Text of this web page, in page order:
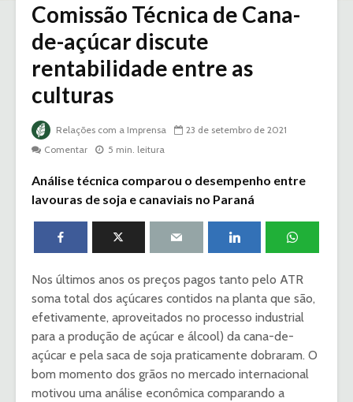
Comissão Técnica de Cana-
de-açúcar discute
rentabilidade entre as
culturas
Relações com a Imprensa
23 de setembro de 2021
Comentar
5 min. leitura
Análise técnica comparou o desempenho entre
lavouras de soja e canaviais no Paraná
Nos últimos anos os preços pagos tanto pelo ATR
soma total dos açúcares contidos na planta que são,
efetivamente, aproveitados no processo industrial
para a produção de açúcar e álcool) da cana-de-
açúcar e pela saca de soja praticamente dobraram. O
bom momento dos grãos no mercado internacional
motivou uma análise econômica comparando a